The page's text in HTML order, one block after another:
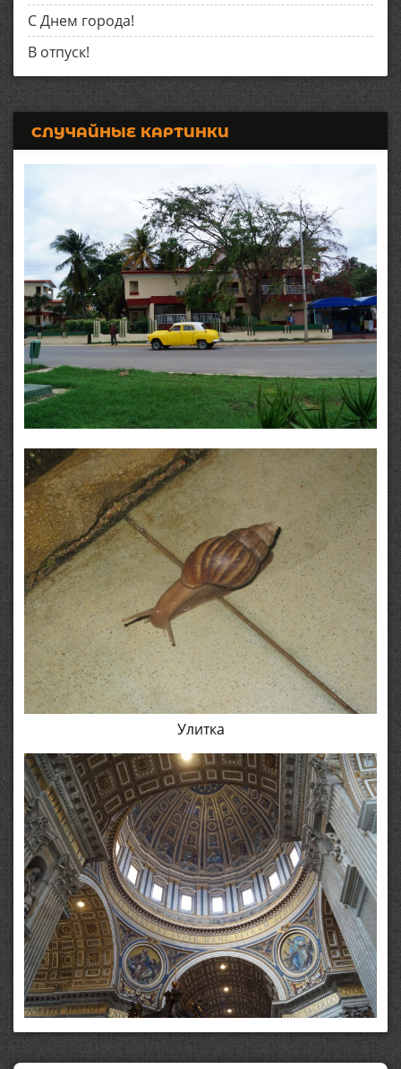
С Днем города!
В отпуск!
СЛУЧАЙНЫЕ КАРТИНКИ
Улитка